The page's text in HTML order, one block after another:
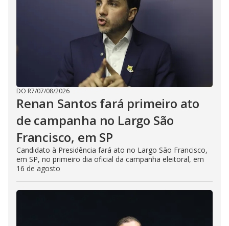
DO R7/07/08/2026
Renan Santos fará primeiro ato
de campanha no Largo São
Francisco, em SP
Candidato à Presidência fará ato no Largo São Francisco,
em SP, no primeiro dia oficial da campanha eleitoral, em
16 de agosto